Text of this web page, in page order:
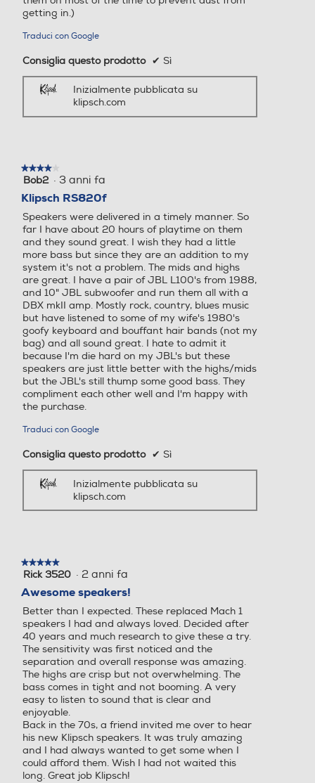
getting in.)
Traduci con Google
Consiglia questo prodotto ✔ Sì
Inizialmente pubblicata su
klipsch.com
★★★★★
★★★★★
4
stelle.
Bob2 · 3 anni fa
Klipsch RS820f
Speakers were delivered in a timely manner. So
far I have about 20 hours of playtime on them
and they sound great. I wish they had a little
more bass but since they are an addition to my
system it's not a problem. The mids and highs
are great. I have a pair of JBL L100's from 1988,
and 10" JBL subwoofer and run them all with a
DBX mkII amp. Mostly rock, country, blues music
but have listened to some of my wife's 1980's
goofy keyboard and bouffant hair bands (not my
bag) and all sound great. I hate to admit it
because I'm die hard on my JBL's but these
speakers are just little better with the highs/mids
but the JBL's still thump some good bass. They
compliment each other well and I'm happy with
the purchase.
Traduci con Google
Consiglia questo prodotto ✔ Sì
Inizialmente pubblicata su
klipsch.com
★★★★★
★★★★★
5
5
stelle.
Rick 3520 · 2 anni fa
Awesome speakers!
Better than I expected. These replaced Mach 1
speakers I had and always loved. Decided after
40 years and much research to give these a try.
The sensitivity was first noticed and the
separation and overall response was amazing.
The highs are crisp but not overwhelming. The
bass comes in tight and not booming. A very
easy to listen to sound that is clear and
enjoyable.
Back in the 70s, a friend invited me over to hear
his new Klipsch speakers. It was truly amazing
and I had always wanted to get some when I
could afford them. Wish I had not waited this
long. Great job Klipsch!